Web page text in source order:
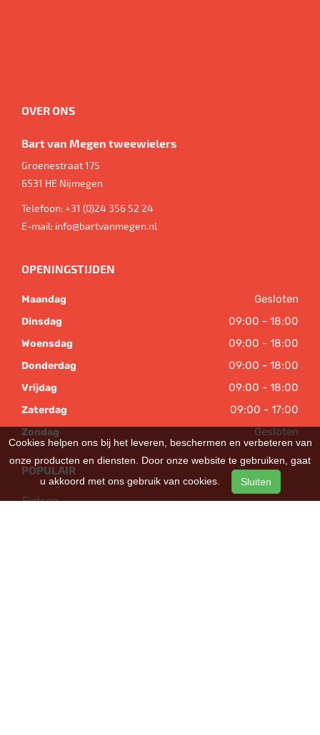
OVER ONS
Bart van Megen tweewielers
Groenestraat 175
6531 HE Nijmegen
Telefoon:+31 (0)24 356 52 24
E-mail: info@bartvanmegen.nl
OPENINGSTIJDEN
Maandag Gesloten
Dinsdag 09:00 - 18:00
Woensdag 09:00 - 18:00
Donderdag 09:00 - 18:00
Vrijdag 09:00 - 18:00
Zaterdag 09:00 - 17:00
Zondag Gesloten
POPULAIR
Fietsen
Cookies helpen ons bij het leveren, beschermen en verbeteren van
onze producten en diensten. Door onze website te gebruiken, gaat
u akkoord met ons gebruik van cookies.
Sluiten